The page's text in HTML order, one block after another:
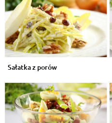
Sałatka z porów